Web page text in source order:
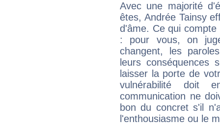
Avec une majorité
êtes, Andrée Tainsy
d'âme. Ce qui
: pour vous, on
changent, les
leurs conséquences
laisser la porte de
vulnérabilité doit
communication ne
bon du concret s'il
l'enthousiasme ou le